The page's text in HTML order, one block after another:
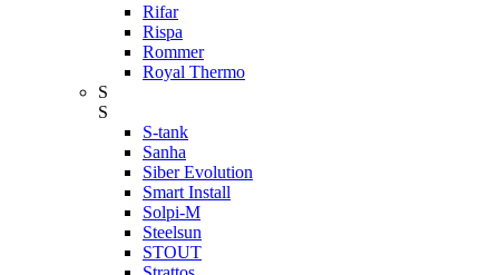
Rifar
Rispa
Rommer
Royal Thermo
S
S
S-tank
Sanha
Siber Evolution
Smart Install
Solpi-M
Steelsun
STOUT